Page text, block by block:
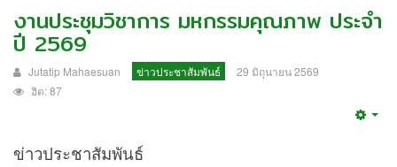
งานประชุมวิชาการ มหกรรมคุณภาพ ประจำ
ปี 2569
Jutatip Mahaesuan ข่าวประชาสัมพันธ์
29 มิถุนายน 2569
ฮิต: 87
ข่าวประชาสัมพันธ์